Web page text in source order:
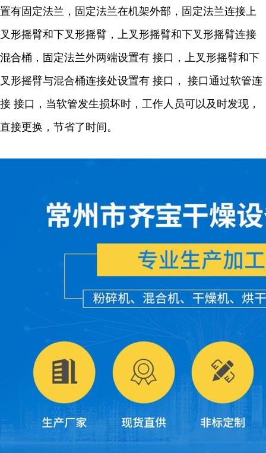
置有固定法兰，固定法兰在机架外部，固定法兰连接上
叉形摇臂和下叉形摇臂，上叉形摇臂和下叉形摇臂连接
混合桶，固定法兰外两端设置有 接口，上叉形摇臂和下
叉形摇臂与混合桶连接处设置有 接口， 接口通过软管连
接 接口，当软管发生损坏时，工作人员可以及时发现，
直接更换，节省了时间。